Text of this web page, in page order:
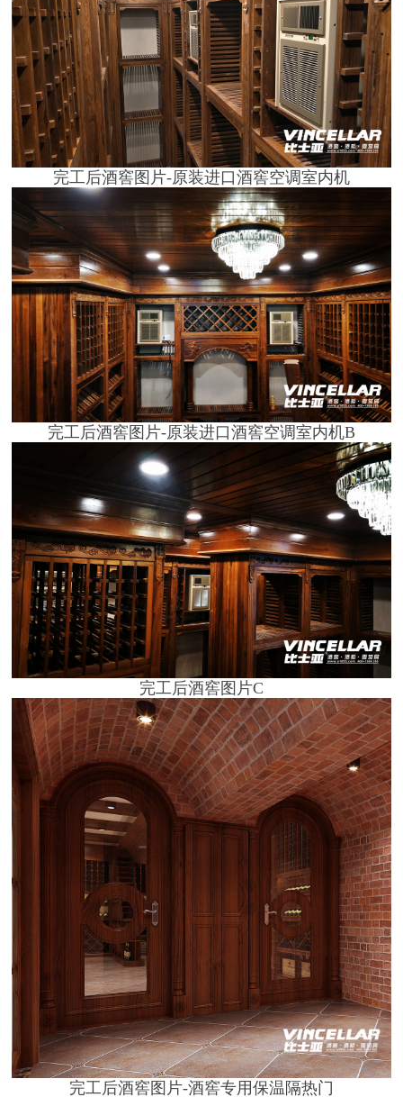
完工后酒窖图片-原装进口酒窖空调室内机
完工后酒窖图片-原装进口酒窖空调室内机B
完工后酒窖图片C
完工后酒窖图片-酒窖专用保温隔热门